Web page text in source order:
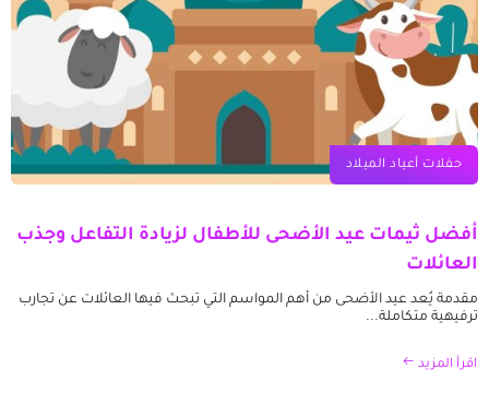
حفلات أعياد الميلاد
أفضل ثيمات عيد الأضحى للأطفال لزيادة التفاعل وجذب
العائلات
مقدمة يُعد عيد الأضحى من أهم المواسم التي تبحث فيها العائلات عن تجارب
ترفيهية متكاملة...
اقرأ المزيد